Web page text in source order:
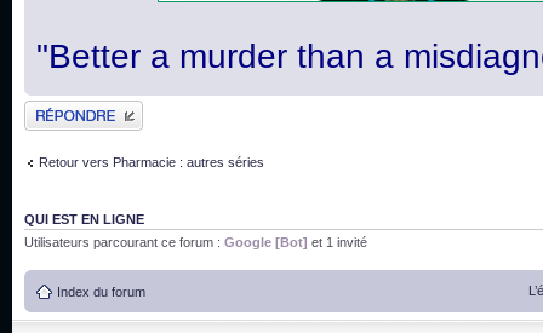
"Better a murder than a
Publier une réponse
Retour vers Pharmacie : autres séries
QUI EST EN LIGNE
Utilisateurs parcourant ce forum : Google [Bot] et 1 invité
Index du forum